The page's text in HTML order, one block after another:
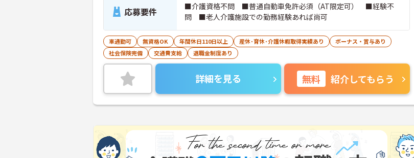
応募要件
■介護資格不問 ■普通自動車免許必須（AT限定可） ■経験不
問 ■老人介護施設での勤務経験あれば尚可
車通勤可 無資格OK 年間休日110日以上 産休･育休･介護休暇取得実績あり
ボーナス・賞与あり
社会保険完備
交通費支給 退職金制度あり
詳細を見る 無料 紹介してもらう